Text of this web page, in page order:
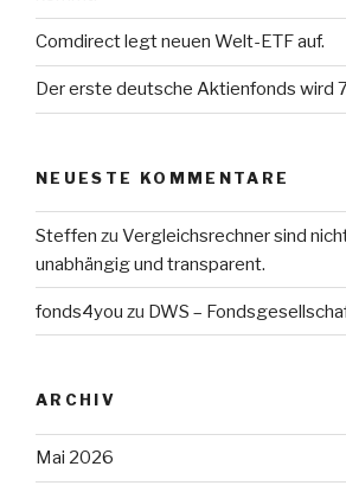
Comdirect legt neuen Welt-ETF auf.
Der erste deutsche Aktienfonds wird
NEUESTE KOMMENTARE
Steffen zu Vergleichsrechner sind
unabhängig und transparent.
fonds4you zu DWS –
ARCHIV
Mai 2026